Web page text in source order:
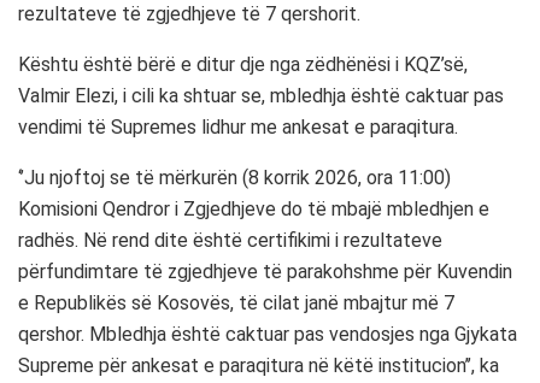
rezultateve të zgjedhjeve të 7 qershorit.
Kështu është bërë e ditur dje nga zëdhënësi i KQZ’së,
Valmir Elezi, i cili ka shtuar se, mbledhja është caktuar pas
vendimi të Supremes lidhur me ankesat e paraqitura.
‘’Ju njoftoj se të mërkurën (8 korrik 2026, ora 11:00)
Komisioni Qendror i Zgjedhjeve do të mbajë mbledhjen e
radhës. Në rend dite është certifikimi i rezultateve
përfundimtare të zgjedhjeve të parakohshme për Kuvendin
e Republikës së Kosovës, të cilat janë mbajtur më 7
qershor. Mbledhja është caktuar pas vendosjes nga Gjykata
Supreme për ankesat e paraqitura në këtë institucion’’, ka